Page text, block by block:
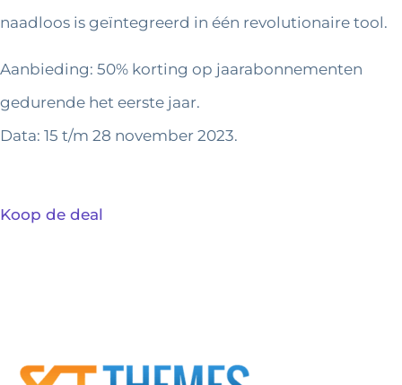
naadloos is geïntegreerd in één revolutionaire tool.
Aanbieding: 50% korting op jaarabonnementen
gedurende het eerste jaar.
Data: 15 t/m 28 november 2023.
Koop de deal